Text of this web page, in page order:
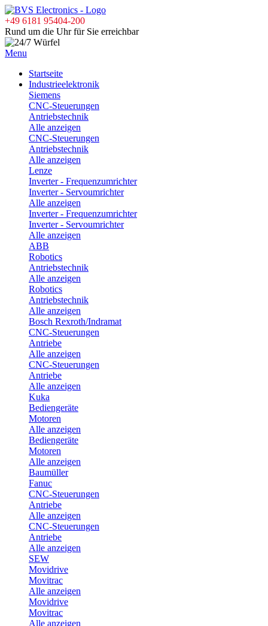
+49 6181 95404-200
Rund um die Uhr für Sie erreichbar
Menu
Startseite
Industrieelektronik
Siemens
CNC-Steuerungen
Antriebstechnik
Alle anzeigen
CNC-Steuerungen
Antriebstechnik
Alle anzeigen
Lenze
Inverter - Frequenzumrichter
Inverter - Servoumrichter
Alle anzeigen
Inverter - Frequenzumrichter
Inverter - Servoumrichter
Alle anzeigen
ABB
Robotics
Antriebstechnik
Alle anzeigen
Robotics
Antriebstechnik
Alle anzeigen
Bosch Rexroth/Indramat
CNC-Steuerungen
Antriebe
Alle anzeigen
CNC-Steuerungen
Antriebe
Alle anzeigen
Kuka
Bediengeräte
Motoren
Alle anzeigen
Bediengeräte
Motoren
Alle anzeigen
Baumüller
Fanuc
CNC-Steuerungen
Antriebe
Alle anzeigen
CNC-Steuerungen
Antriebe
Alle anzeigen
SEW
Movidrive
Movitrac
Alle anzeigen
Movidrive
Movitrac
Alle anzeigen